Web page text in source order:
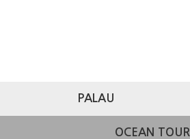
PALAU
OCEAN TOUR